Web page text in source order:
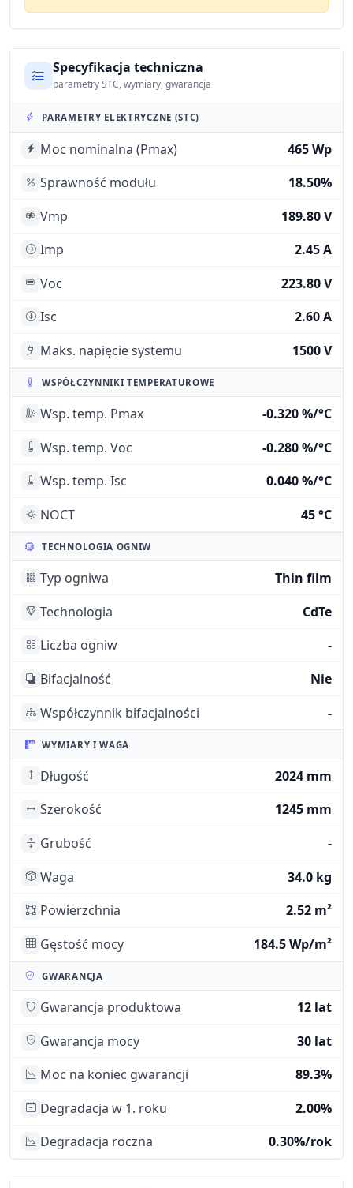
Specyfikacja techniczna
parametry STC, wymiary, gwarancja
PARAMETRY ELEKTRYCZNE (STC)
Moc nominalna (Pmax)
465 Wp
Sprawność modułu
18.50%
Vmp
189.80 V
Imp
2.45 A
Voc
223.80 V
Isc
2.60 A
Maks. napięcie systemu
1500 V
WSPÓŁCZYNNIKI TEMPERATUROWE
Wsp. temp. Pmax
-0.320 %/°C
Wsp. temp. Voc
-0.280 %/°C
Wsp. temp. Isc
0.040 %/°C
NOCT
45 °C
TECHNOLOGIA OGNIW
Typ ogniwa
Thin film
Technologia
CdTe
Liczba ogniw
-
Bifacjalność
Nie
Współczynnik bifacjalności
-
WYMIARY I WAGA
Długość
2024 mm
Szerokość
1245 mm
Grubość
-
Waga
34.0 kg
Powierzchnia
2.52 m²
Gęstość mocy
184.5 Wp/m²
GWARANCJA
Gwarancja produktowa
12 lat
Gwarancja mocy
30 lat
Moc na koniec gwarancji
89.3%
Degradacja w 1. roku
2.00%
Degradacja roczna
0.30%/rok